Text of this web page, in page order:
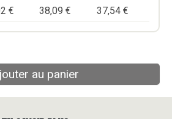
€ 38,09 € 37,54 €
au panier